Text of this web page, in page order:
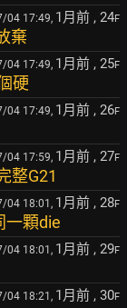
04 17:49, 1月前 , 24F
棄
04 17:49, 1月前 , 25F
硬
04 17:49, 1月前 , 26F
04 17:59, 1月前 , 27F
整G21
04 18:01, 1月前 , 28F
一顆die
04 18:01, 1月前 , 29F
04 18:21, 1月前 , 30F